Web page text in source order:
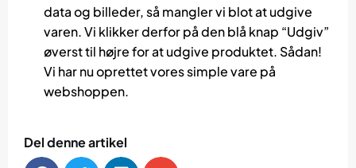
data og billeder, så mangler vi blot at udgive
varen. Vi klikker derfor på den blå knap “Udgiv”
øverst til højre for at udgive produktet. Sådan!
Vi har nu oprettet vores simple vare på
webshoppen.
Del denne artikel